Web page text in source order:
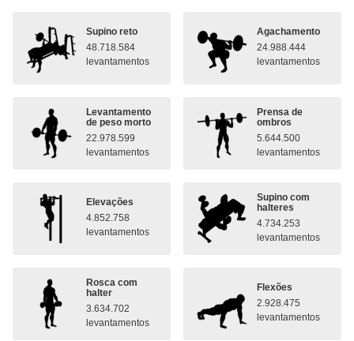
Supino reto
48.718.584
levantamentos
Agachamento
24.988.444
levantamentos
Levantamento
de peso morto
22.978.599
levantamentos
Prensa de
ombros
5.644.500
levantamentos
Elevações
4.852.758
levantamentos
Supino com
halteres
4.734.253
levantamentos
Rosca com
halter
3.634.702
levantamentos
Flexões
2.928.475
levantamentos